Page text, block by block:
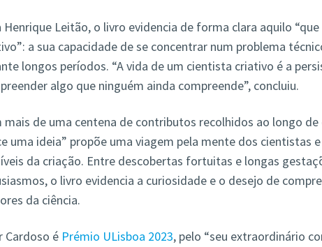
Henrique Leitão, o livro evidencia de forma clara aquilo
a sua capacidade de se concentrar num problema
longos períodos. “A vida de um cientista criativo é a
algo que ninguém ainda compreende”, concluiu.
mais de uma centena de contributos recolhidos ao longo de
uma ideia” propõe uma viagem pela mente dos cientistas
da criação. Entre descobertas fortuitas e longas
o livro evidencia a curiosidade e o desejo de
da ciência.
Cardoso é Prémio ULisboa 2023, pelo “seu extraordinário